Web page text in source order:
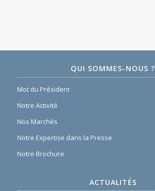
QUI SOMMES-NOUS ?
Mot du Président
Notre Activité
Nos Marchés
Notre Expertise dans la Presse
Notre Brochure
ACTUALITÉS